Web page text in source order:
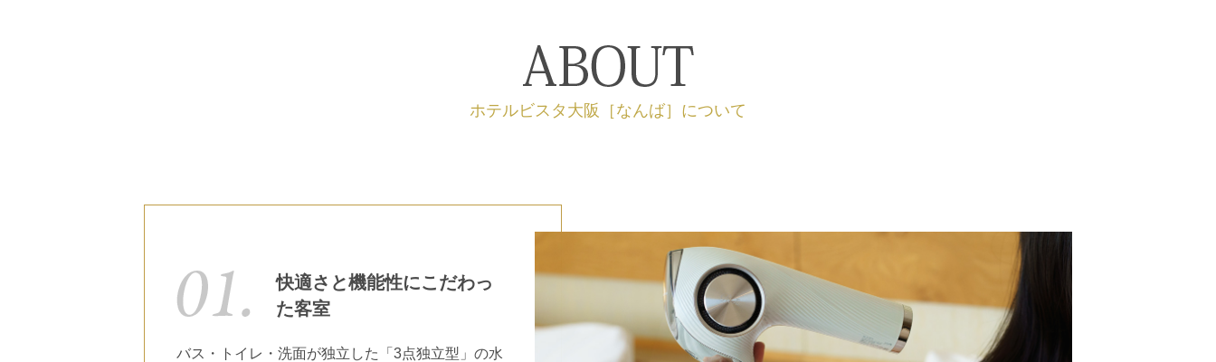
ホテルビスタ大阪［なんば］について
快適さと機能性にこだわっ
た客室
バス・トイレ・洗面が独立した「3点独立型」の水